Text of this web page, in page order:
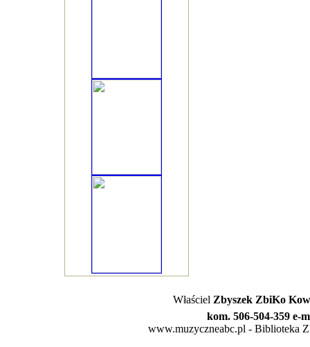
Właściel Zbyszek ZbiKo
kom. 506-504-359 e-
www.muzyczneabc.pl - Biblioteka